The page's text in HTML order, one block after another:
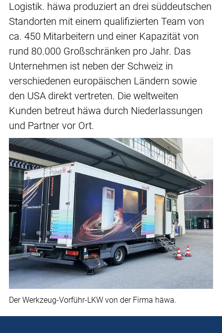
Logistik. häwa produziert an drei süddeutschen
Standorten mit einem qualifizierten Team von
ca. 450 Mitarbeitern und einer Kapazität von
rund 80.000 Großschränken pro Jahr. Das
Unternehmen ist neben der Schweiz in
verschiedenen europäischen Ländern sowie
den USA direkt vertreten. Die weltweiten
Kunden betreut häwa durch Niederlassungen
und Partner vor Ort.
Der Werkzeug-Vorführ-LKW von der Firma häwa.